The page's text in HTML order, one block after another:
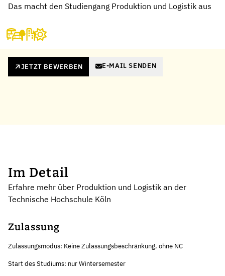
Das macht den Studiengang Produktion und Logistik aus
JETZT BEWERBEN E-MAIL SENDEN
Im Detail
Erfahre mehr über Produktion und Logistik an der
Technische Hochschule Köln
Zulassung
Zulassungsmodus: Keine Zulassungsbeschränkung, ohne NC
Start des Studiums: nur Wintersemester